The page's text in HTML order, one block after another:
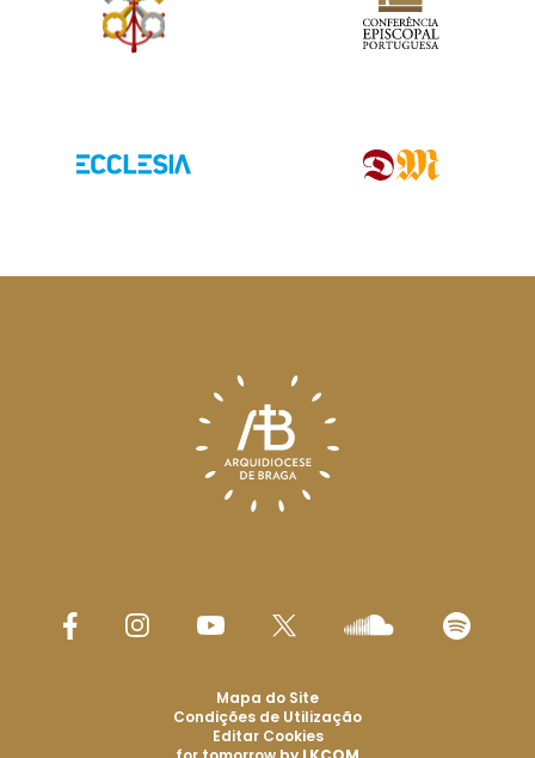
Mapa do Site
Condições de Utilização
Editar Cookies